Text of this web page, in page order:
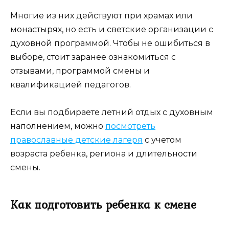
Многие из них действуют при храмах или
монастырях, но есть и светские организации с
духовной программой. Чтобы не ошибиться в
выборе, стоит заранее ознакомиться с
отзывами, программой смены и
квалификацией педагогов.
Если вы подбираете летний отдых с духовным
наполнением, можно посмотреть
православные детские лагеря с учетом
возраста ребенка, региона и длительности
смены.
Как подготовить ребенка к смене